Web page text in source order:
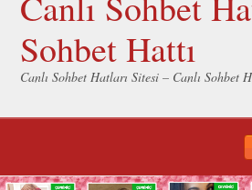
Sohbet Hattı
Canlı Sohbet Hatları Sitesi – Canlı Sohbet